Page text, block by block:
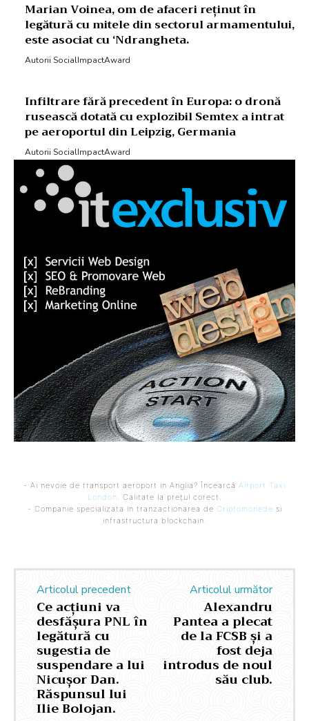
Marian Voinea, om de afaceri reținut în
legătură cu mitele din sectorul armamentului,
este asociat cu ‘Ndrangheta.
Autorii SocialImpactAward
Infiltrare fără precedent în Europa: o dronă
rusească dotată cu explozibil Semtex a intrat
pe aeroportul din Leipzig, Germania
Autorii SocialImpactAward
- Ai nevoie de transport aeroport in Anglia? Încearcă Airport Taxi
London. Calitate la prețul corect.
- Companie specializata in tranzactionarea de Criptomonede si
infrastructura blockchain.
Articolul precedent
Ce acțiuni va
desfășura PNL în
legătură cu
sugestia de
suspendare a lui
Nicușor Dan.
Răspunsul lui
Ilie Bolojan.
Articolul următor
Alexandru
Pantea a plecat
de la FCSB și a
fost deja
introdus de noul
său club.